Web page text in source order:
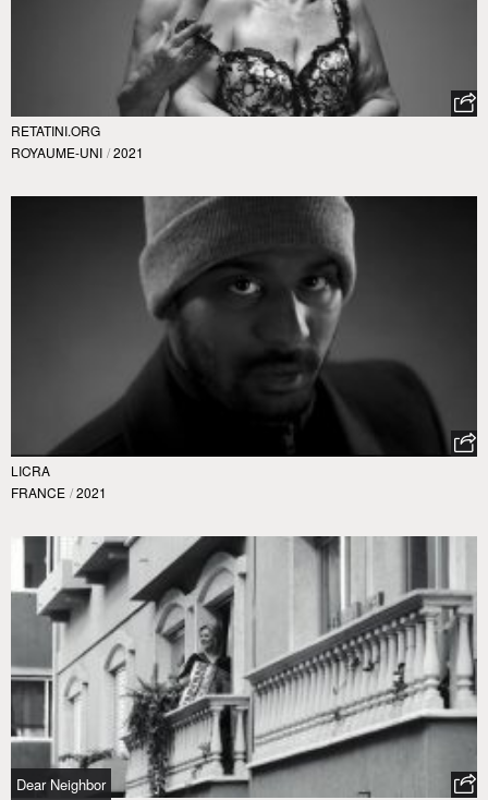
RETATINI.ORG
ROYAUME-UNI / 2021
LICRA
FRANCE / 2021
Dear Neighbor